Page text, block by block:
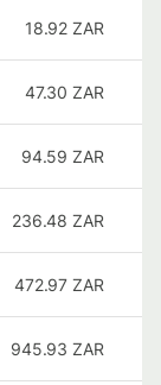
18.92 ZAR
47.30 ZAR
94.59 ZAR
236.48 ZAR
472.97 ZAR
945.93 ZAR